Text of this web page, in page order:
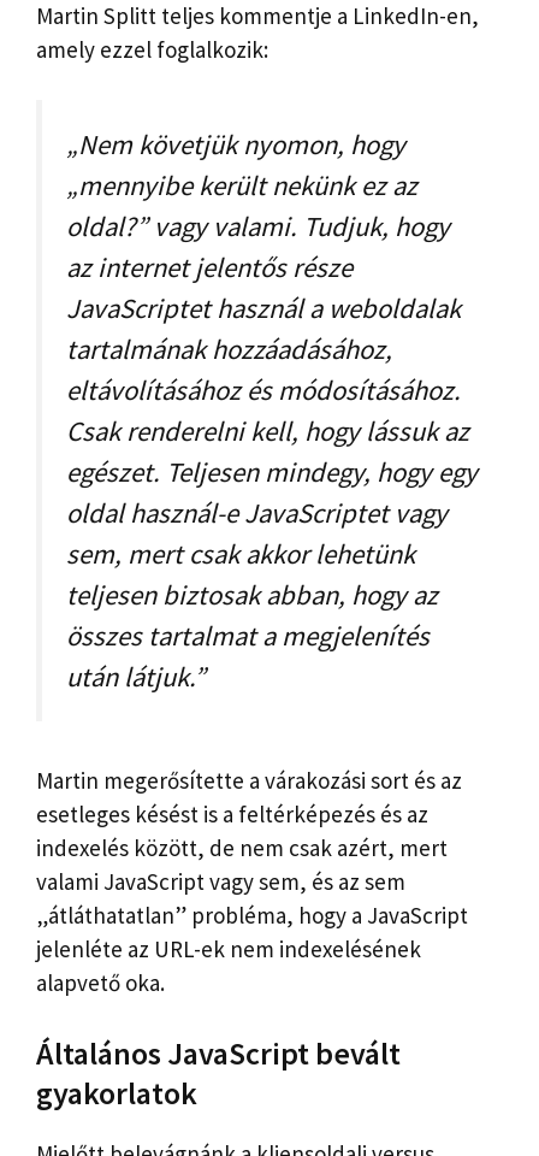
Martin Splitt teljes kommentje a LinkedIn-en,
amely ezzel foglalkozik:
„Nem követjük nyomon, hogy
„mennyibe került nekünk ez az
oldal?” vagy valami. Tudjuk, hogy
az internet jelentős része
JavaScriptet használ a weboldalak
tartalmának hozzáadásához,
eltávolításához és módosításához.
Csak renderelni kell, hogy lássuk az
egészet. Teljesen mindegy, hogy egy
oldal használ-e JavaScriptet vagy
sem, mert csak akkor lehetünk
teljesen biztosak abban, hogy az
összes tartalmat a megjelenítés
után látjuk.”
Martin megerősítette a várakozási sort és az
esetleges késést is a feltérképezés és az
indexelés között, de nem csak azért, mert
valami JavaScript vagy sem, és az sem
„átláthatatlan” probléma, hogy a JavaScript
jelenléte az URL-ek nem indexelésének
alapvető oka.
Általános JavaScript bevált
gyakorlatok